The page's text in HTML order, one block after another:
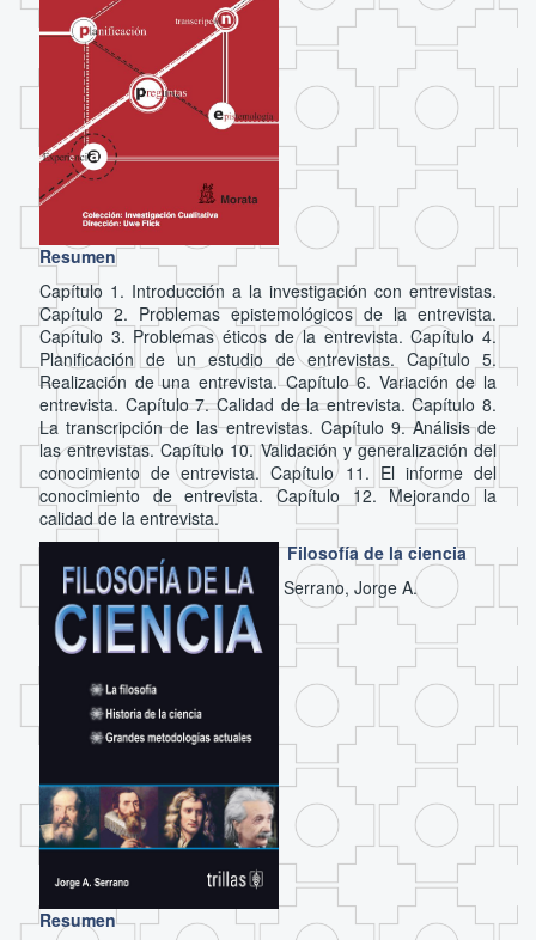
Resumen
Capítulo 1. Introducción a la investigación con entrevistas.
Capítulo 2. Problemas epistemológicos de la entrevista.
Capítulo 3. Problemas éticos de la entrevista. Capítulo 4.
Planificación de un estudio de entrevistas. Capítulo 5.
Realización de una entrevista. Capítulo 6. Variación de la
entrevista. Capítulo 7. Calidad de la entrevista. Capítulo 8.
La transcripción de las entrevistas. Capítulo 9. Análisis de
las entrevistas. Capítulo 10. Validación y generalización del
conocimiento de entrevista. Capítulo 11. El informe del
conocimiento de entrevista. Capítulo 12. Mejorando la
calidad de la entrevista.
Filosofía de la ciencia
Serrano, Jorge A.
Resumen